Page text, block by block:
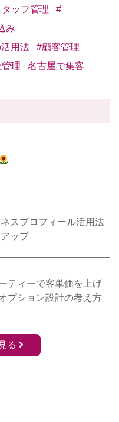
ッフ管理
#
み
用法
#顧客管理
理
名古屋で集客
スプロフィール活用法
ップ
ティーで客単価を上げ
プション設計の考え方
る